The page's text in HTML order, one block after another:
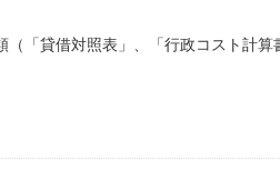
「貸借対照表」、「行政コスト計算